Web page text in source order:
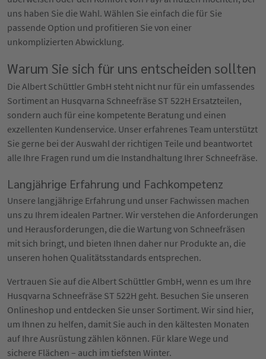
uns haben Sie die Wahl. Wählen Sie einfach die für Sie
passende Option und profitieren Sie von einer
unkomplizierten Abwicklung.
Warum Sie sich für uns entscheiden sollten
Die Albert Schüttler GmbH steht nicht nur für ein umfassendes
Sortiment an Husqvarna Schneefräse ST 522H Ersatzteilen,
sondern auch für eine kompetente Beratung und einen
exzellenten Kundenservice. Unser erfahrenes Team unterstützt
Sie gerne bei der Auswahl der richtigen Teile und beantwortet
alle Ihre Fragen rund um die Instandhaltung Ihrer Schneefräse.
Langjährige Erfahrung und Fachkompetenz
Unsere langjährige Erfahrung und unser Fachwissen machen
uns zu Ihrem idealen Partner. Wir verstehen die Anforderungen
und Herausforderungen, die die Wartung von Schneefräsen
mit sich bringt, und bieten Ihnen daher nur Produkte an, die
unseren hohen Qualitätsstandards entsprechen.
Vertrauen Sie auf die Albert Schüttler GmbH, wenn es um Ihre
Husqvarna Schneefräse ST 522H geht. Besuchen Sie unseren
Onlineshop und entdecken Sie unser Sortiment. Wir sind hier,
um Ihnen zu helfen, damit Sie auch in den kältesten Monaten
auf Ihre Ausrüstung zählen können. Für klare Wege und
sichere Flächen – auch im tiefsten Winter.